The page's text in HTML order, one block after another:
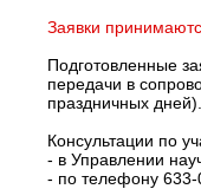
Заявки
Подготовленные
передачи в
праздничных дней).
Консультации по
- в Управлении
- по телефону 633-